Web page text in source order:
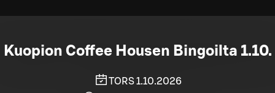
Kuopion Coffee Housen Bingoilta 1.10.
TORS 1.10.2026